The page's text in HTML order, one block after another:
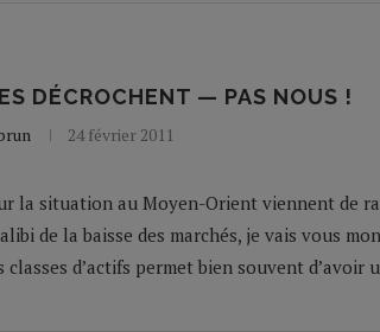
DÉCROCHENT — PAS NOUS !
24 février 2011
la situation au Moyen-Orient viennent de
de la baisse des marchés, je vais vous
d’actifs permet bien souvent d’avoir